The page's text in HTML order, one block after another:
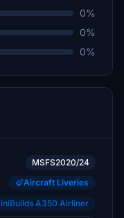
0%
0%
0%
MSFS2020/24
Aircraft Liveries
iniBuilds A350 Airliner